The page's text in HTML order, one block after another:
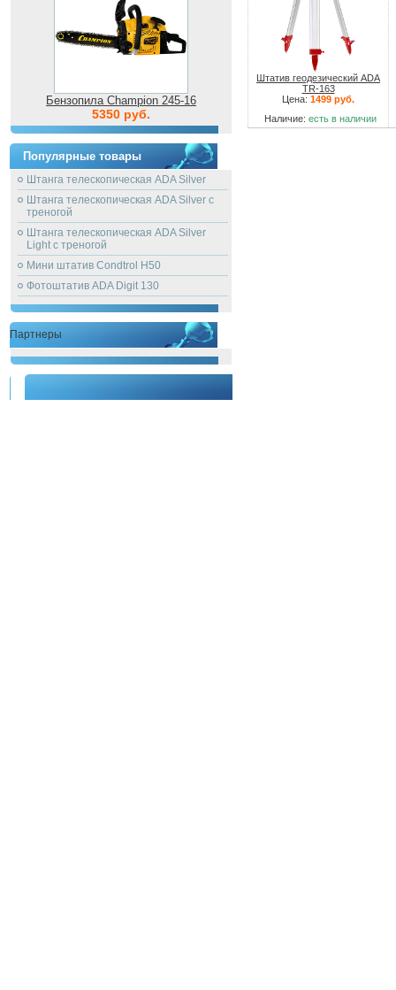
Бензопила Champion 245-16
5350 руб.
Популярные товары
Штанга телескопическая ADA Silver
Штанга телескопическая ADA Silver с
треногой
Штанга телескопическая ADA Silver
Light с треногой
Мини штатив Condtrol H50
Фотоштатив ADA Digit 130
Партнеры
Штатив геодезический ADA
TR-163
Цена: 1499 руб.
Наличие: есть в наличии